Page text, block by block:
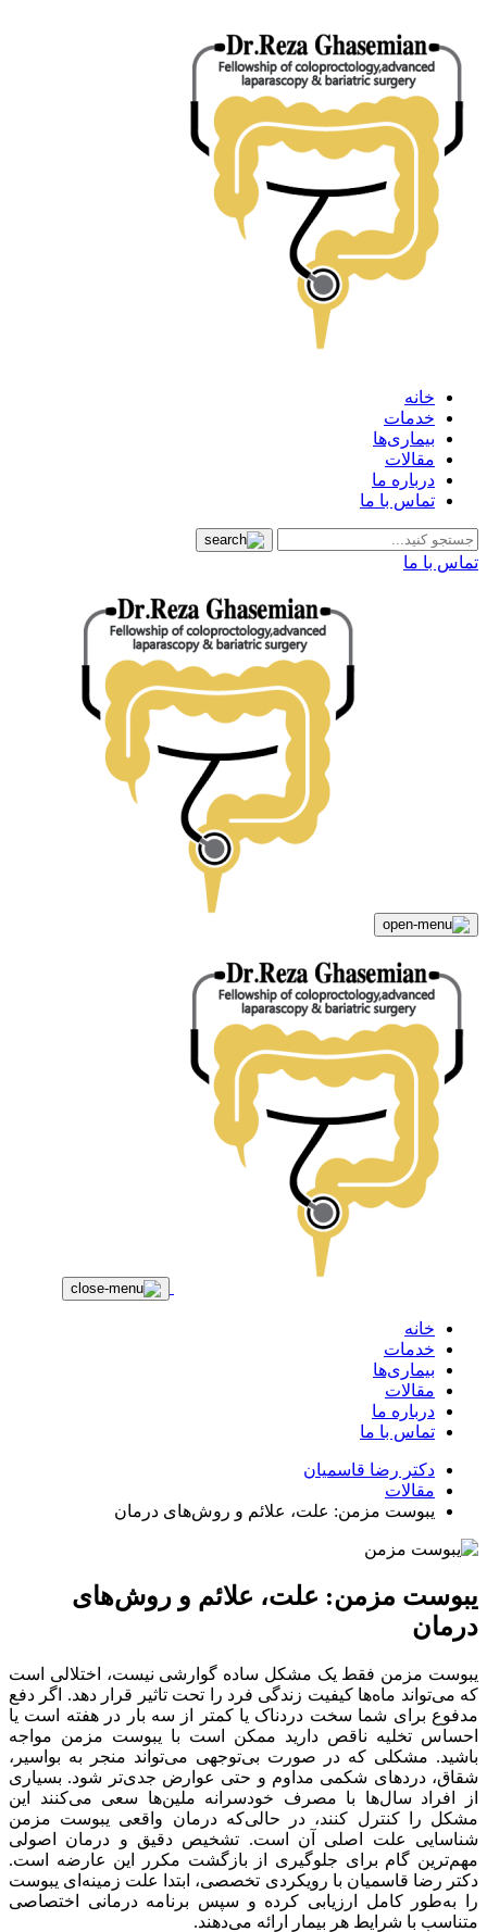
خانه
خدمات
بیماری‌ها
مقالات
درباره ما
تماس با ما
تماس با ما
خانه
خدمات
بیماری‌ها
مقالات
درباره ما
تماس با ما
دکتر رضا قاسمیان
مقالات
یبوست مزمن: علت، علائم و روش‌های درمان
یبوست مزمن: علت، علائم و روش‌های
درمان
یبوست مزمن فقط یک مشکل ساده گوارشی نیست، اختلالی است
که می‌تواند ماه‌ها کیفیت زندگی فرد را تحت تاثیر قرار دهد. اگر دفع
مدفوع برای شما سخت دردناک یا کمتر از سه بار در هفته است یا
احساس تخلیه ناقص دارید ممکن است با یبوست مزمن مواجه
باشید. مشکلی که در صورت بی‌توجهی می‌تواند منجر به بواسیر،
شقاق، دردهای شکمی مداوم و حتی عوارض جدی‌تر شود. بسیاری
از افراد سال‌ها با مصرف خودسرانه ملین‌ها سعی می‌کنند این
مشکل را کنترل کنند، در حالی‌که درمان واقعی یبوست مزمن
شناسایی علت اصلی آن است. تشخیص دقیق و درمان اصولی
مهم‌ترین گام برای جلوگیری از بازگشت مکرر این عارضه است.
دکتر رضا قاسمیان با رویکردی تخصصی، ابتدا علت زمینه‌ای یبوست
را به‌طور کامل ارزیابی کرده و سپس برنامه درمانی اختصاصی
متناسب با شرایط هر بیمار ارائه می‌دهند.